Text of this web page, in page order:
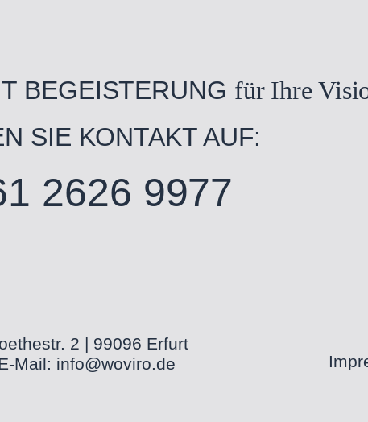
BEGEISTERUNG für Ihre
SIE KONTAKT AUF:
2626 9977
2 | 99096 Erfurt
Mail: info@woviro.de